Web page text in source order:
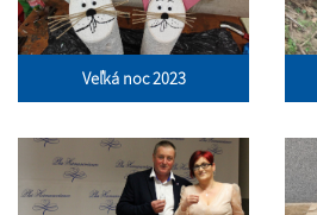
Veľká noc 2023